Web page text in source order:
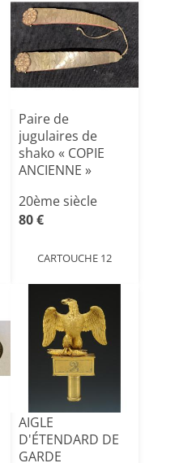
Paire de
jugulaires de
shako « COPIE
ANCIENNE »
20ème siècle
80 €
CARTOUCHE 12
AIGLE
D'ÉTENDARD DE
GARDE